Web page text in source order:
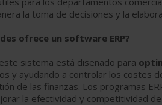
la toma de decisiones y la
ofrece un software ERP?
sistema está diseñado para
y ayudando a controlar los costes
de las finanzas. Los programas
la efectividad y competitividad